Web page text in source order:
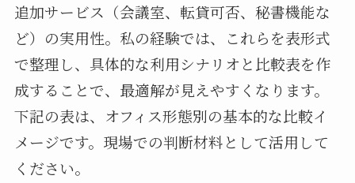
追加サービス（会議室、転貸可否、秘書機能な
ど）の実用性。私の経験では、これらを表形式
で整理し、具体的な利用シナリオと比較表を作
成することで、最適解が見えやすくなります。
下記の表は、オフィス形態別の基本的な比較イ
メージです。現場での判断材料として活用して
ください。